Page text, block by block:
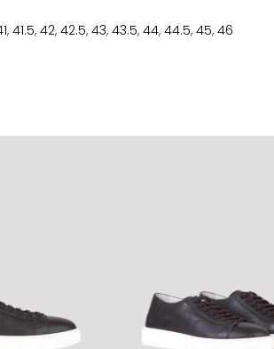
, 41.5, 42, 42.5, 43, 43.5, 44, 44.5, 45, 46